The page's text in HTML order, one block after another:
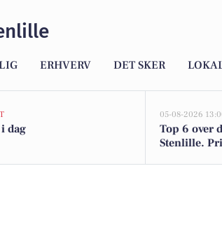
ERHVERV DET SKER
dag
05-08-2026
Top 6 over
Stenlille.